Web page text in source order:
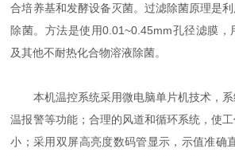
合培养基和发酵设备灭菌。过滤除菌原理是
除菌。方法是使用0.01~0.45mm孔径滤膜，
及其他不耐热化合物溶液除菌。
本机温控系统采用微电脑单片机技术，系
温报警等功能；合理的风道和循环系统，使
小；采用双屏高亮度数码管显示，示值准确